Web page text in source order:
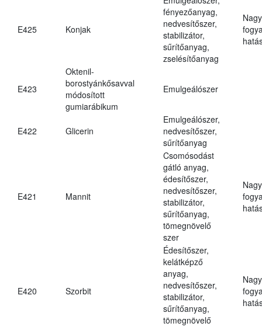
E425 Konjak
fényezőanyag,
nedvesítőszer,
stabilizátor,
sűrítőanyag,
zselésítőanyag
E423
Oktenil-
borostyánkősavval
módosított
gumiarábikum
Emulgeálószer
E422 Glicerin
Emulgeálószer,
nedvesítőszer,
sűrítőanyag
E421 Mannit
Csomósodást
gátló anyag,
édesítőszer,
nedvesítőszer,
stabilizátor,
sűrítőanyag,
tömegnövelő
szer
E420 Szorbit
Édesítőszer,
kelátképző
anyag,
nedvesítőszer,
stabilizátor,
sűrítőanyag,
tömegnövelő